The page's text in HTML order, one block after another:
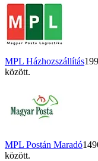
MPL Házhozszállítás
között.
MPL Postán Maradó
között.